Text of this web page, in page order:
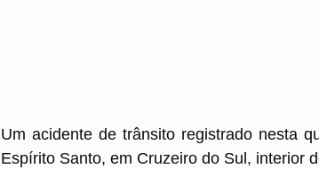
Um acidente de trânsito registrado nesta
Espírito Santo, em Cruzeiro do Sul, interior